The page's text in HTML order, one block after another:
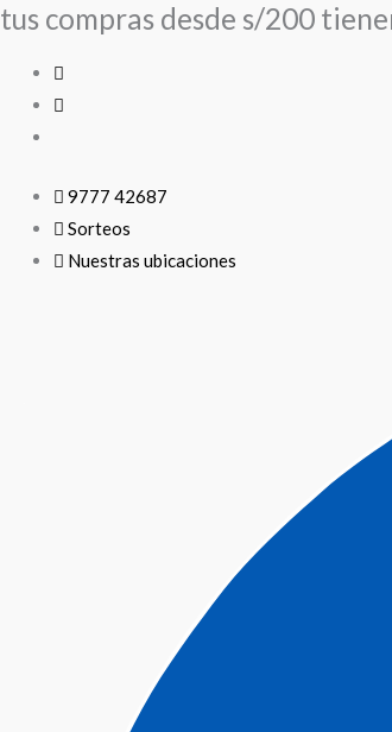
Ir
contenido
tus compras desde s/200
9777 42687
Sorteos
Nuestras ubicaciones